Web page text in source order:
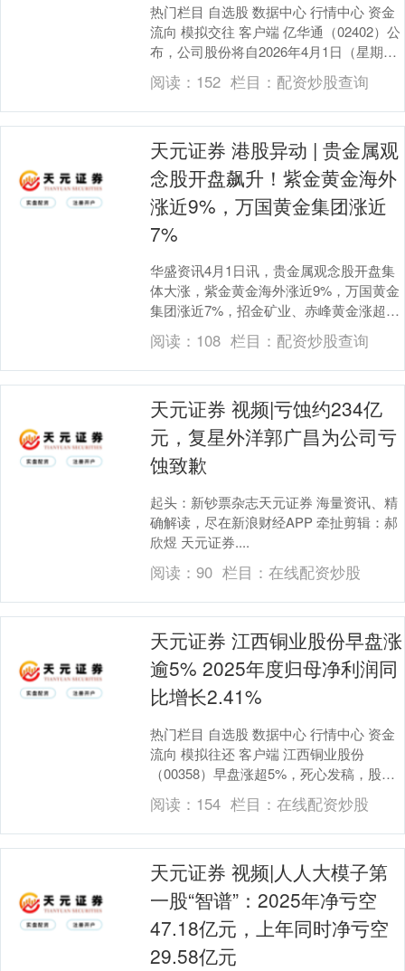
热门栏目 自选股 数据中心 行情中心 资金
流向 模拟交往 客户端 亿华通（02402）公
布，公司股份将自2026年4月1日（星期
三）上昼九时正起暂停于联交所贸易....
阅读： 152 栏目： 配资炒股查询
天元证券 港股异动 | 贵金属观
念股开盘飙升！紫金黄金海外
涨近9%，万国黄金集团涨近
7%
华盛资讯4月1日讯，贵金属观念股开盘集
体大涨，紫金黄金海外涨近9%，万国黄金
集团涨近7%，招金矿业、赤峰黄金涨超
5%。 音问面上，现货黄金握续反弹，现回
升至47....
阅读： 108 栏目： 配资炒股查询
天元证券 视频|亏蚀约234亿
元，复星外洋郭广昌为公司亏
蚀致歉
起头：新钞票杂志天元证券 海量资讯、精
确解读，尽在新浪财经APP 牵扯剪辑：郝
欣煜 天元证券....
阅读：90 栏目： 在线配资炒股
天元证券 江西铜业股份早盘涨
逾5% 2025年度归母净利润同
比增长2.41%
热门栏目 自选股 数据中心 行情中心 资金
流向 模拟往还 客户端 江西铜业股份
（00358）早盘涨超5%，死心发稿，股价
高涨4.69%天元证券，现报35.70港....
阅读： 154 栏目： 在线配资炒股
天元证券 视频|人人大模子第
一股“智谱”：2025年净亏空
47.18亿元，上年同时净亏空
29.58亿元